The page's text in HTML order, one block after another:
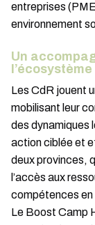
entreprises
environnement
Un
Les CdR jouent
mobilisant leur
des dynamiques
action ciblée et
deux provinces,
l’accès aux
compétences en
Le Boost Camp